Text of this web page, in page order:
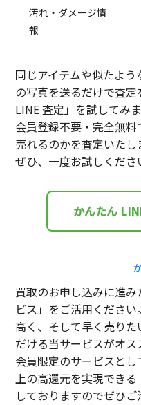
汚れ・ダメージ情
報
同じアイテムや似たよ
の写真を送るだけで査
LINE 査定」を試してみ
会員登録不要・完全無
売れるのかを査定いたし
ぜひ、一度お試しくださ
かんたん
買取のお申し込みに進
ビス」をご活用ください。
高く、そして早く売り
だける当サービスがオス
会員限定のサービスと
上の高還元を実現でき
しておりますのでぜひご